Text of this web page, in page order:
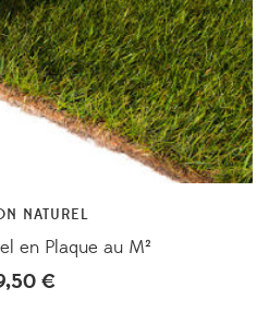
NATUREL
en Plaque au M²
€